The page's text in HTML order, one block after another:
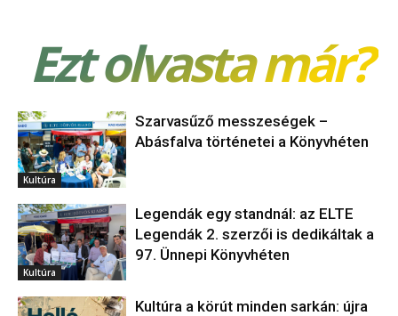
Ezt olvasta már?
Kultúra
Szarvasűző messzeségek –
Abásfalva történetei a Könyvhéten
Kultúra
Legendák egy standnál: az ELTE
Legendák 2. szerzői is dedikáltak a
97. Ünnepi Könyvhéten
Kultúra a körút minden sarkán: újra